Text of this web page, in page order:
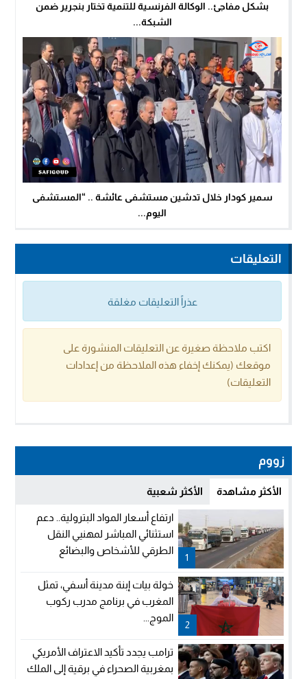
بشكل مفاجئ.. الوكالة الفرنسية للتنمية تختار بنجرير ضمن
الشبكة...
سمير كودار خلال تدشين مستشفى عائشة .. “المستشفى
اليوم...
التعليقات
عذراً التعليقات مغلقة
اكتب ملاحظة صغيرة عن التعليقات المنشورة على
موقعك (يمكنك إخفاء هذه الملاحظة من إعدادات
التعليقات)
زووم
الأكثر مشاهدة الأكثر شعبية
1
ارتفاع أسعار المواد البترولية.. دعم
استثنائي المباشر لمهنيي النقل
الطرقي للأشخاص والبضائع
2
خولة بيات إبنة مدينة أسفي، تمثل
المغرب في برنامج مدرب ركوب
الموج...
ترامب يجدد تأكيد الاعتراف الأمريكي
بمغربية الصحراء في برقية إلى الملك